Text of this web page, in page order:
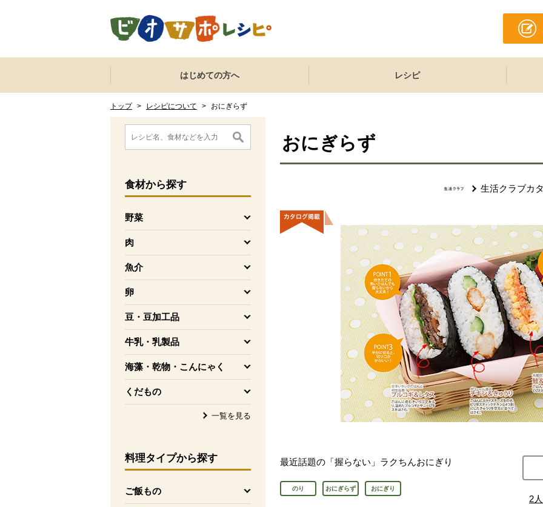
ここからサイト内共通メニューです。
サイト内共通メニューをスキップする
はじめての方へ レシピ
トップ > レシピについて > おにぎらず
ここから消費材検索メニューです。
食材から探す
野菜
を開く
肉
を開く
魚介
を開く
卵
を開く
豆・豆加工品
を開く
牛乳・乳製品
を開く
海藻・乾物・こんにゃく
を開く
くだもの
を開く
一覧を見る
料理タイプから探す
ご飯もの
を開く
消費材検索メニューここまで。
ここから本文です。
おにぎらず
生活クラブカ
最近話題の「握らない」ラクちんおにぎり
のり おにぎらず おにぎり
2人